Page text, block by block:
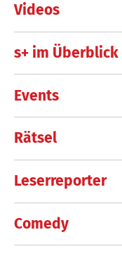
Videos
s+ im Überblick
Events
Rätsel
Leserreporter
Comedy